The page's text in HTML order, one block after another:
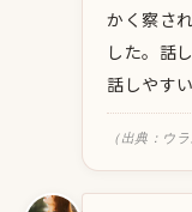
かく察さ
した。話
話しやす
（出典：ウラ